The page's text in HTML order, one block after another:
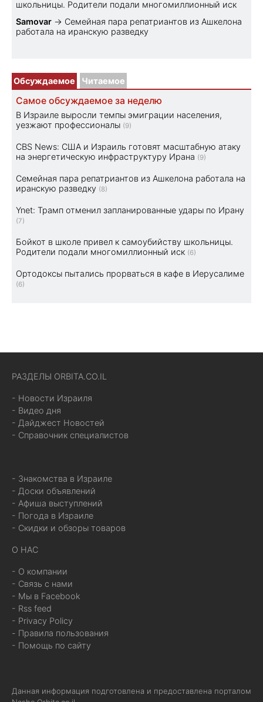
школьницы. Родители подали многомиллионный иск
Samovar → Семейная пара репатриантов из Ашкелона
работала на иранскую разведку
Обсуждаемое Читаемое
Самое обсуждаемое за неделю
В Израиле выросли темпы эмиграции населения,
уезжают профессионалы (9)
CBS News: США и Израиль готовят масштабную атаку
на энергетическую инфраструктуру Ирана (9)
Семейная пара репатриантов из Ашкелона работала на
иранскую разведку (8)
Ynet: Трамп отменил запланированные удары по Ирану
(7)
Бойкот в школе привел к самоубийству школьницы.
Родители подали многомиллионный иск (6)
Ортодоксы пытались прорваться в кафе в Иерусалиме
(6)
РАЗДЕЛЫ ORBITA.CO.IL
- Новости Израиля
- Видео дня
- Дайджест Новостей
- Справочник специалистов
- Знакомства в Израиле
- Доски объявлений
- Афиша выступлений
- Погода в Израиле
- Скидки и обзоры товаров
О НАС
- О компании
- Связь с нами
- Мы в Facebook
- Rss feed
- Privacy Policy
- Правила пользования
- Помощь по сайту
Данная информация подготовлена и предоставлена порталом